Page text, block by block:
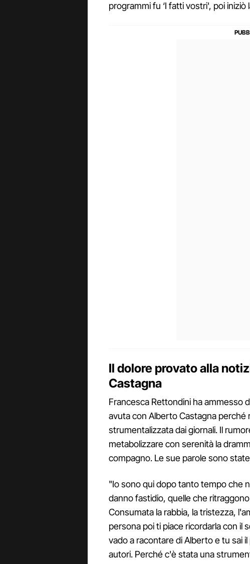
programmi fu ‘I fatti vostri', poi iniziò
Il dolore provato alla
Castagna
Francesca Rettondini ha ammesso
avuta con Alberto Castagna perché
strumentalizzata dai giornali. Il
metabolizzare con serenità la
compagno. Le sue parole sono
"Io sono qui dopo tanto tempo che
danno fastidio, quelle che
Consumata la rabbia, la tristezza,
persona poi ti piace ricordarla con il
vado a racontare di Alberto e tu sai
autori. Perché c'è stata una